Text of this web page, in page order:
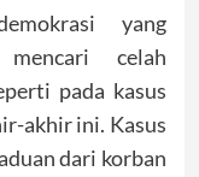
yang
celah
pada kasus
akhir ini. Kasus
dari korban